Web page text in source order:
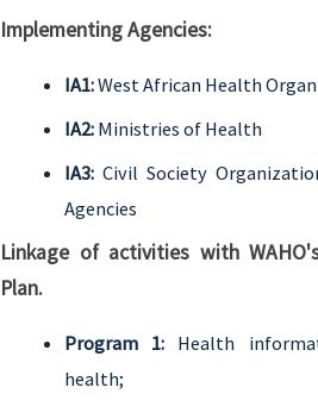
Implementing Agencies:
IA1:West African Health
IA2: Ministries of Health
IA3: Civil Society
Agencies
Linkage of activities with
Plan.
Program 1: Health
health;